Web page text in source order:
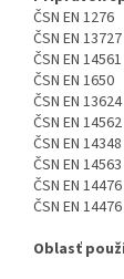
ČSN EN 1276
ČSN EN 13727
ČSN EN 14561
ČSN EN 1650
ČSN EN 13624
ČSN EN 14562
ČSN EN 14348
ČSN EN 14563
ČSN EN
ČSN EN
Oblasť